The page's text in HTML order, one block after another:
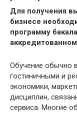
Для получения
бизнесе
программу
Обучение обычно
гостиничными и
экономики,
дисциплин,
сервиса. Многие